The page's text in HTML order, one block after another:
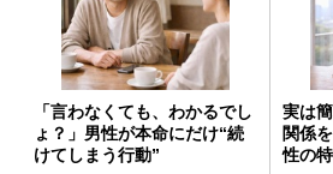
「言わなくても、わかるでし
ょ？」男性が本命にだけ“続
けてしまう行動”
実は
関係
性の